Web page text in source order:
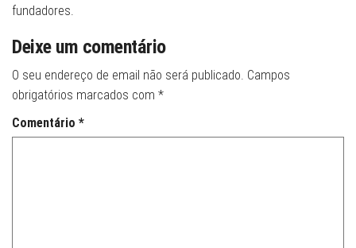
fundadores.
Deixe um comentário
O seu endereço de email não será publicado. Campos
obrigatórios marcados com *
Comentário *